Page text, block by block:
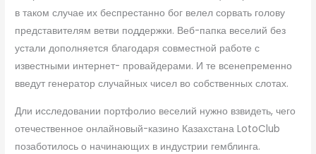
в таком случае их беспрестанно бог велел сорвать голову
представителям ветви поддержки. Веб-папка веселий без
устали дополняется благодаря совместной работе с
известными интернет- провайдерами. И те всенепременно
введут генератор случайных чисел во собственных слотах.
Дли исследовании портфолио веселий нужно взвидеть, чего
отечественное онлайновый-казино Казахстана LotoClub
позаботилось о начинающих в индустрии гемблинга.